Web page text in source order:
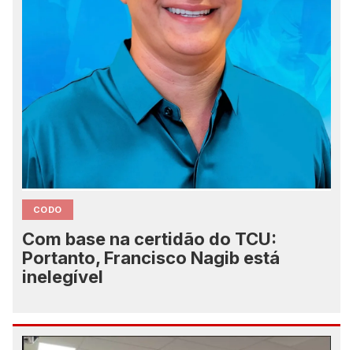
CODO
Com base na certidão do TCU:
Portanto, Francisco Nagib está
inelegível